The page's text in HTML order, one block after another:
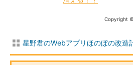
Copyright ©
星野君のWebアプリほのぼの改造